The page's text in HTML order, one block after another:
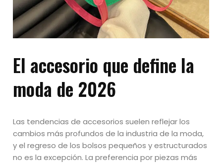
El accesorio que define la
moda de 2026
Las tendencias de accesorios suelen reflejar los
cambios más profundos de la industria de la moda,
y el regreso de los bolsos pequeños y estructurados
no es la excepción. La preferencia por piezas más